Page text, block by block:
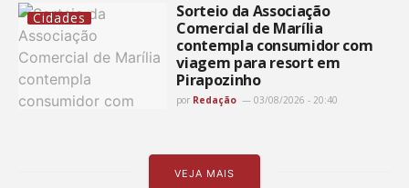
Cidades
Sorteio da Associação
Comercial de Marília
contempla consumidor com
viagem para resort em
Pirapozinho
por Redação 03/08/2026 - 20:40
VEJA MAIS